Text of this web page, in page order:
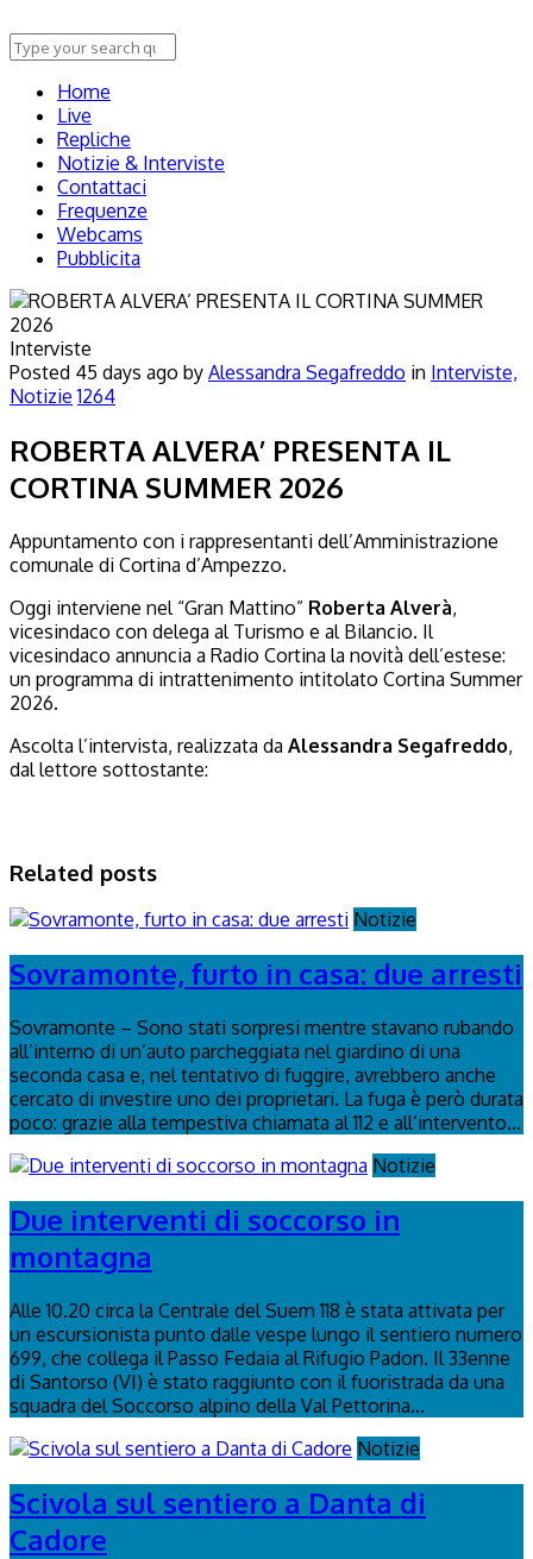
Home
Live
Repliche
Notizie & Interviste
Contattaci
Frequenze
Webcams
Pubblicita
Interviste
Posted 45 days ago by Alessandra Segafreddo in Interviste,
Notizie 1264
ROBERTA ALVERA’ PRESENTA IL
CORTINA SUMMER 2026
Appuntamento con i rappresentanti dell’Amministrazione
comunale di Cortina d’Ampezzo.
Oggi interviene nel “Gran Mattino” Roberta Alverà,
vicesindaco con delega al Turismo e al Bilancio. Il
vicesindaco annuncia a Radio Cortina la novità dell’estese:
un programma di intrattenimento intitolato Cortina Summer
2026.
Ascolta l’intervista, realizzata da Alessandra Segafreddo,
dal lettore sottostante:
Related posts
Notizie
Sovramonte, furto in casa: due arresti
Sovramonte – Sono stati sorpresi mentre stavano rubando
all’interno di un’auto parcheggiata nel giardino di una
seconda casa e, nel tentativo di fuggire, avrebbero anche
cercato di investire uno dei proprietari. La fuga è però durata
poco: grazie alla tempestiva chiamata al 112 e all’intervento...
Notizie
Due interventi di soccorso in
montagna
Alle 10.20 circa la Centrale del Suem 118 è stata attivata per
un escursionista punto dalle vespe lungo il sentiero numero
699, che collega il Passo Fedaia al Rifugio Padon. Il 33enne
di Santorso (VI) è stato raggiunto con il fuoristrada da una
squadra del Soccorso alpino della Val Pettorina...
Notizie
Scivola sul sentiero a Danta di
Cadore